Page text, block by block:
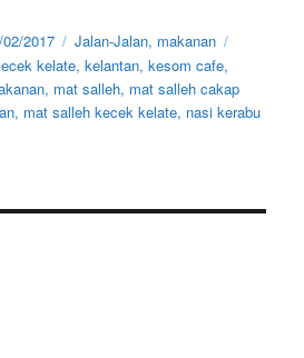
2017 Categories
Jalan-Jalan, makanan
kelate,kelantan,kesom cafe,
, mat salleh, mat salleh cakap
, mat salleh kecek kelate, nasi kerabu